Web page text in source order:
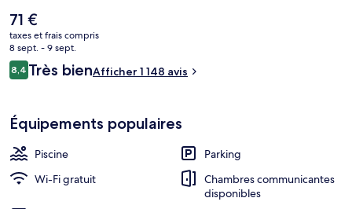
minutes à pied. Le personnel attentionné et l'emplacement
remportent un franc succès auprès des autres voyageurs.
Le
prix
actuel
est
de
71 €
taxes et frais compris
8 sept. - 9 sept.
Avis
voyageurs
8,48,4 sur 10
Très bienAfficher 1 148 avis
Équipements populaires
Piscine
Parking
Wi-Fi gratuit
Chambres communicantes
disponibles